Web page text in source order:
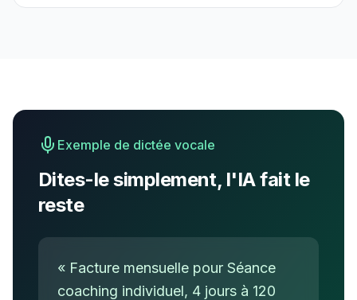
Exemple de dictée vocale
Dites-le simplement, l'IA fait le
reste
« Facture mensuelle pour Séance
coaching individuel, 4 jours à 120